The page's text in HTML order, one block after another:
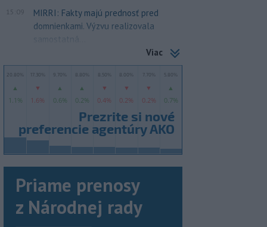
15:09
MIRRI: Fakty majú prednosť pred
domnienkami. Výzvu realizovala
samostatná...
Viac
Priame prenosy
z Národnej rady